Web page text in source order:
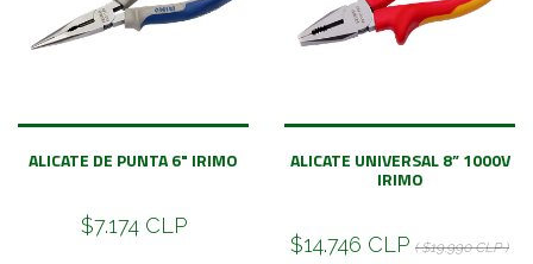
ALICATE DE PUNTA 6" IRIMO
$7.174 CLP
ALICATE UNIVERSAL 8” 1000V
IRIMO
$14.746 CLP ( $19.990 CLP )